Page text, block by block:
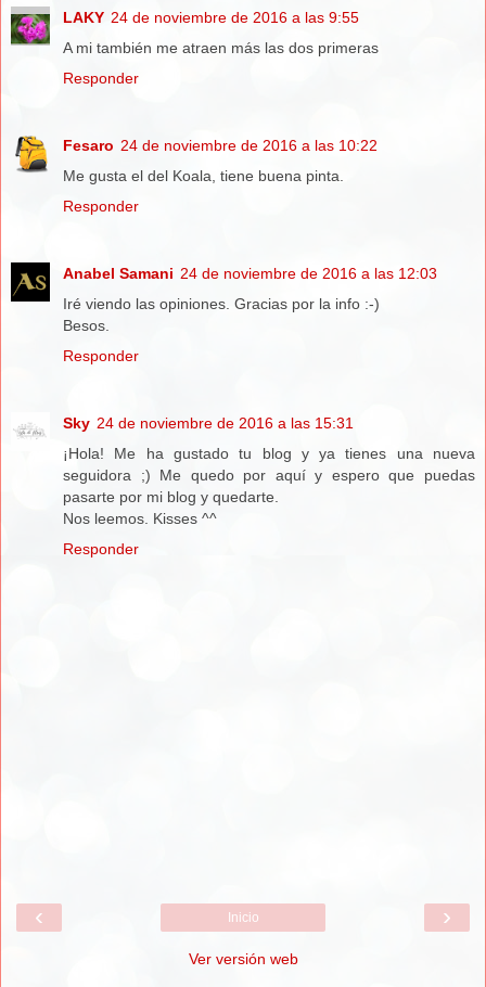
LAKY 24 de noviembre de 2016 a las 9:55
A mi también me atraen más las dos primeras
Responder
Fesaro 24 de noviembre de 2016 a las 10:22
Me gusta el del Koala, tiene buena pinta.
Responder
Anabel Samani 24 de noviembre de 2016 a las 12:03
Iré viendo las opiniones. Gracias por la info :-)
Besos.
Responder
Sky 24 de noviembre de 2016 a las 15:31
¡Hola! Me ha gustado tu blog y ya tienes una nueva
seguidora ;) Me quedo por aquí y espero que puedas
pasarte por mi blog y quedarte.
Nos leemos. Kisses ^^
Responder
‹ ›
Inicio
Ver versión web